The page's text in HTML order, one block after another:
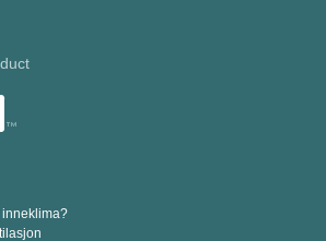
inneklima?